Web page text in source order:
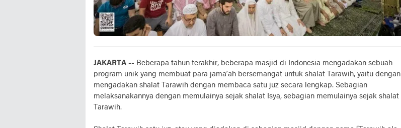
JAKARTA -- Beberapa tahun terakhir, beberapa masjid di Indonesia mengadakan sebuah
program unik yang membuat para jama’ah bersemangat untuk shalat Tarawih, yaitu dengan
mengadakan shalat Tarawih dengan membaca satu juz secara lengkap. Sebagian
melaksanakannya dengan memulainya sejak shalat Isya, sebagian memulainya sejak shalat
Tarawih.